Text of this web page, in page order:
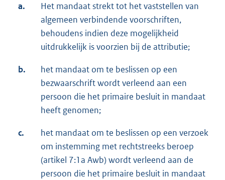
a.
Het mandaat strekt tot het vaststellen van
algemeen verbindende voorschriften,
behoudens indien deze mogelijkheid
uitdrukkelijk is voorzien bij de attributie;
b.
het mandaat om te beslissen op een
bezwaarschrift wordt verleend aan een
persoon die het primaire besluit in mandaat
heeft genomen;
c.
het mandaat om te beslissen op een verzoek
om instemming met rechtstreeks beroep
(artikel 7:1a Awb) wordt verleend aan de
persoon die het primaire besluit in mandaat